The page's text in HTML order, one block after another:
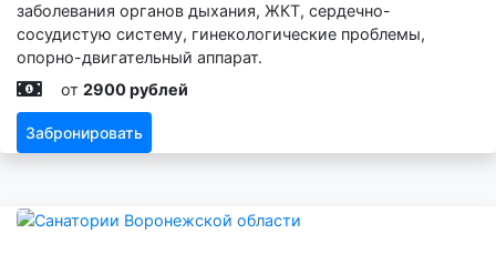
заболевания органов дыхания, ЖКТ, сердечно-
сосудистую систему, гинекологические проблемы,
опорно-двигательный аппарат.
от 2900 рублей
Забронировать